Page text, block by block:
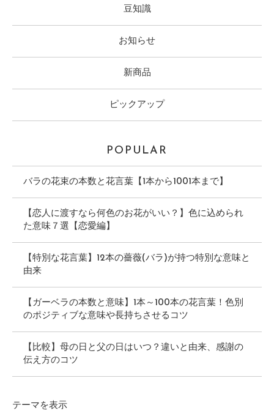
豆知識
お知らせ
新商品
ピックアップ
POPULAR
バラの花束の本数と花言葉【1本から1001本まで】
【恋人に渡すなら何色のお花がいい？】色に込められ
た意味７選【恋愛編】
【特別な花言葉】12本の薔薇(バラ)が持つ特別な意味と
由来
【ガーベラの本数と意味】1本～100本の花言葉！色別
のポジティブな意味や長持ちさせるコツ
【比較】母の日と父の日はいつ？違いと由来、感謝の
伝え方のコツ
テーマ を表示